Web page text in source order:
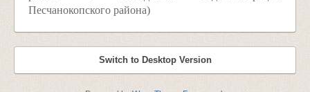
Песчанокопского района)
Switch to Desktop Version